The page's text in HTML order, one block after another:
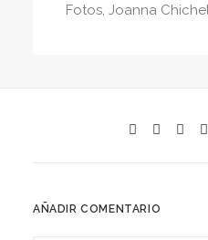
Fotos, Joanna
AÑADIR COMENTARIO